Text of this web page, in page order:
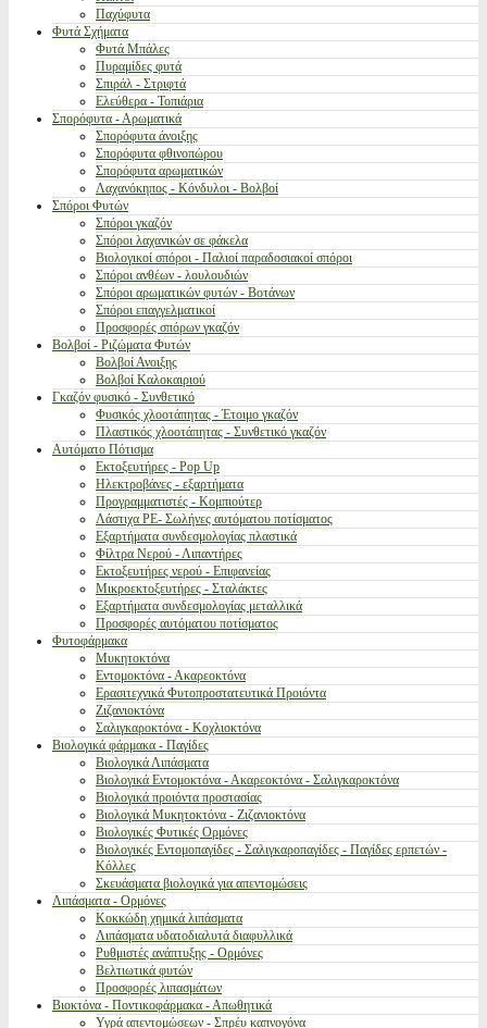
Παχύφυτα
Φυτά Σχήματα
Φυτά Μπάλες
Πυραμίδες φυτά
Σπιράλ - Στριφτά
Ελεύθερα - Τοπιάρια
Σπορόφυτα - Αρωματικά
Σπορόφυτα άνοιξης
Σπορόφυτα φθινοπώρου
Σπορόφυτα αρωματικών
Λαχανόκηπος - Κόνδυλοι - Βολβοί
Σπόροι Φυτών
Σπόροι γκαζόν
Σπόροι λαχανικών σε φάκελα
Βιολογικοί σπόροι - Παλιοί παραδοσιακοί σπόροι
Σπόροι ανθέων - λουλουδιών
Σπόροι αρωματικών φυτών - Βοτάνων
Σπόροι επαγγελματικοί
Προσφορές σπόρων γκαζόν
Βολβοί - Ριζώματα Φυτών
Βολβοί Ανοιξης
Βολβοί Καλοκαιριού
Γκαζόν φυσικό - Συνθετικό
Φυσικός χλοοτάπητας - Έτοιμο γκαζόν
Πλαστικός χλοοτάπητας - Συνθετικό γκαζόν
Αυτόματο Πότισμα
Εκτοξευτήρες - Pop Up
Ηλεκτροβάνες - εξαρτήματα
Προγραμματιστές - Κομπιούτερ
Λάστιχα PE- Σωλήνες αυτόματου ποτίσματος
Εξαρτήματα συνδεσμολογίας πλαστικά
Φίλτρα Νερού - Λιπαντήρες
Εκτοξευτήρες νερού - Επιφανείας
Μικροεκτοξευτήρες - Σταλάκτες
Εξαρτήματα συνδεσμολογίας μεταλλικά
Προσφορές αυτόματου ποτίσματος
Φυτοφάρμακα
Μυκητοκτόνα
Εντομοκτόνα - Ακαρεοκτόνα
Ερασιτεχνικά Φυτοπροστατευτικά Προιόντα
Ζιζανιοκτόνα
Σαλιγκαροκτόνα - Κοχλιοκτόνα
Βιολογικά φάρμακα - Παγίδες
Βιολογικά Λιπάσματα
Βιολογικά Εντομοκτόνα - Ακαρεοκτόνα - Σαλιγκαροκτόνα
Βιολογικά προιόντα προστασίας
Βιολογικά Μυκητοκτόνα - Ζιζανιοκτόνα
Βιολογικές Φυτικές Ορμόνες
Βιολογικές Εντομοπαγίδες - Σαλιγκαροπαγίδες - Παγίδες ερπετών -
Κόλλες
Σκευάσματα βιολογικά για απεντομώσεις
Λιπάσματα - Ορμόνες
Κοκκώδη χημικά λιπάσματα
Λιπάσματα υδατοδιαλυτά διαφυλλικά
Ρυθμιστές ανάπτυξης - Ορμόνες
Βελτιωτικά φυτών
Προσφορές λιπασμάτων
Βιοκτόνα - Ποντικοφάρμακα - Απωθητικά
Υγρά απεντομώσεων - Σπρέυ καπνογόνα